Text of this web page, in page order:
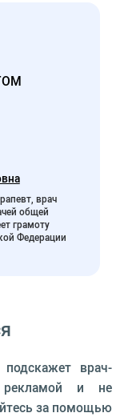
врач
общей
грамоту
Федерации
врач-
рекламой и не
за помощью